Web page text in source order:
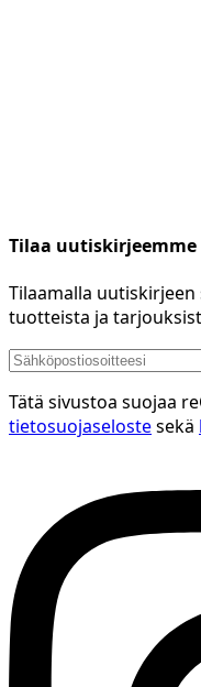
Tilaa uutiskirjeemme
Tilaamalla
tuotteista ja
Tätä sivustoa suojaa
tietosuojaselostesekä